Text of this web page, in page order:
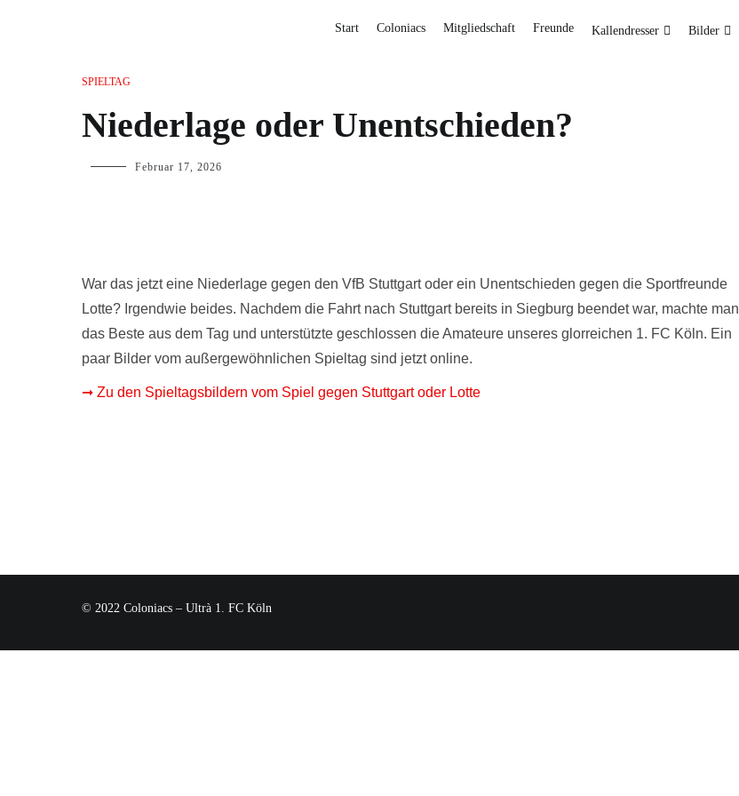
Start Coloniacs Mitgliedschaft Freunde Kallendresser Bilder
SPIELTAG
Niederlage oder Unentschieden?
Februar 17, 2026
War das jetzt eine Niederlage gegen den VfB Stuttgart oder ein Unentschieden gegen die Sportfreunde
Lotte? Irgendwie beides. Nachdem die Fahrt nach Stuttgart bereits in Siegburg beendet war, machte man
das Beste aus dem Tag und unterstützte geschlossen die Amateure unseres glorreichen 1. FC Köln. Ein
paar Bilder vom außergewöhnlichen Spieltag sind jetzt online.
➞ Zu den Spieltagsbildern vom Spiel gegen Stuttgart oder Lotte
© 2022 Coloniacs – Ultrà 1. FC Köln